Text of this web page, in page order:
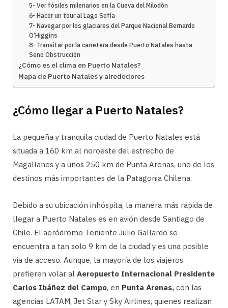
5- Ver fósiles milenarios en la Cueva del Milodón
6- Hacer un tour al Lago Sofía
7- Navegar por los glaciares del Parque Nacional Bernardo
O’Higgins
8- Transitar por la carretera desde Puerto Natales hasta
Seno Obstrucción
¿Cómo es el clima en Puerto Natales?
Mapa de Puerto Natales y alrededores
¿Cómo llegar a Puerto Natales?
La pequeña y tranquila ciudad de Puerto Natales está
situada a 160 km al noroeste del estrecho de
Magallanes y a unos 250 km de Punta Arenas, uno de los
destinos más importantes de la Patagonia Chilena.
Debido a su ubicación inhóspita, la manera más rápida de
llegar a Puerto Natales es en avión desde Santiago de
Chile. El aeródromo Teniente Julio Gallardo se
encuentra a tan solo 9 km de la ciudad y es una posible
vía de acceso. Aunque, la mayoría de los viajeros
prefieren volar al Aeropuerto Internacional Presidente
Carlos Ibáñez del Campo, en Punta Arenas, con las
agencias LATAM, Jet Star y Sky Airlines, quienes realizan